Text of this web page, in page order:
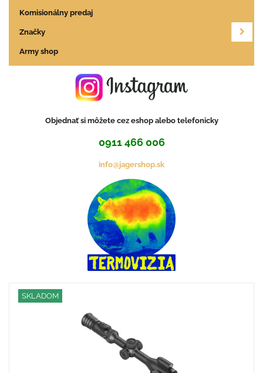
Komisionálny predaj
Značky
Army shop
Objednať si môžete cez eshop alebo telefonicky
0911 466 006
info@jagershop.sk
SKLADOM